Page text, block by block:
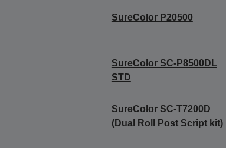
SureColor P20500
SureColor SC-P8500DL
STD
SureColor SC-T7200D
(Dual Roll Post Script kit)